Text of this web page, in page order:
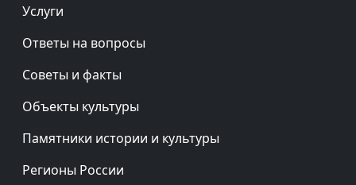
Услуги
Ответы на вопросы
Советы и факты
Объекты культуры
Памятники истории и культуры
Регионы России